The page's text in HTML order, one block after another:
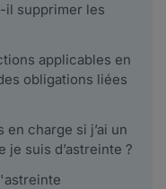
il supprimer les
applicables en
obligations liées
charge si j’ai un
je suis d’astreinte ?